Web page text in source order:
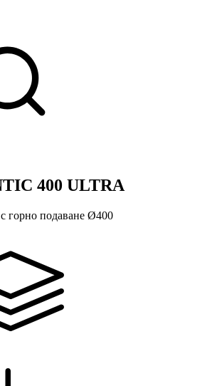
400 ULTRA
горно подаване Ø400